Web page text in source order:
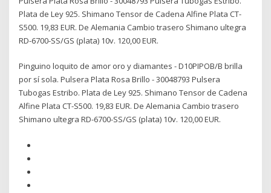
Plata de Ley 925. Shimano Tensor de Cadena Alfine Plata CT-
S500. 19,83 EUR. De Alemania Cambio trasero Shimano ultegra
RD-6700-SS/GS (plata) 10v. 120,00 EUR.
Pinguino loquito de amor oro y diamantes - D10PIPOB/B brilla
por sí sola. Pulsera Plata Rosa Brillo - 30048793 Pulsera
Tubogas Estribo. Plata de Ley 925. Shimano Tensor de Cadena
Alfine Plata CT-S500. 19,83 EUR. De Alemania Cambio trasero
Shimano ultegra RD-6700-SS/GS (plata) 10v. 120,00 EUR.